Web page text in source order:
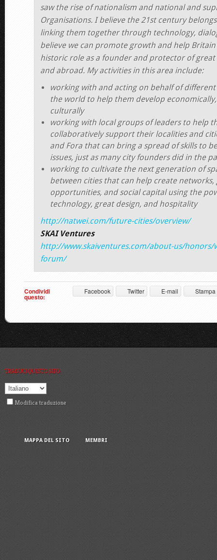
saw the rise of nationalism and national and
Organisations. I believe the 21st century
linking them together through technology,
believe we can promote growth and help
historic role as a founder and protector of great
and abroad. My activities in this area include:
working with and acting on behalf of
the world to help them develop
culturally
working with local groups of leaders to help
collaboratively support their localities and
and Fora that can bring a spread of skills to
issues, just as many city founders did in the
working to cultivate the next generation of
between cities that can help create
opportunities, and social capital using the
technology, great design, and hospitality
http://natwei.com/future-cities/overview/
SKAI Ventures
http://www.skaiventures.com/about-us/honors/
forum/
Condividi
questo:
Facebook Twitter E-mail Stampa
TRADUCI QUESTO SITO:
Modifica traduzione
MAPPA DEL SITO MEMBRI